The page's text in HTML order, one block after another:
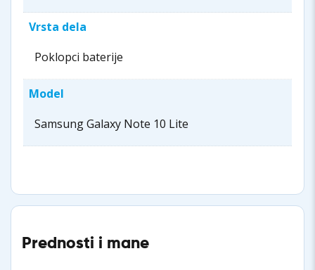
Vrsta dela
Poklopci baterije
Model
Samsung Galaxy Note 10 Lite
Prednosti i mane